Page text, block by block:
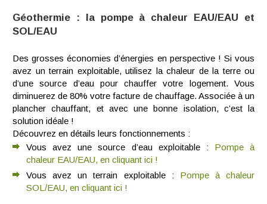
Géothermie : la pompe à chaleur EAU/EAU et
SOL/EAU
Des grosses économies d’énergies en perspective ! Si vous
avez un terrain exploitable, utilisez la chaleur de la terre ou
d’une source d’eau pour chauffer votre logement. Vous
diminuerez de 80% votre facture de chauffage. Associée à un
plancher chauffant, et avec une bonne isolation, c’est la
solution idéale !
Découvrez en détails leurs fonctionnements :
Vous avez une source d’eau exploitable : Pompe à
chaleur EAU/EAU, en cliquant ici !
Vous avez un terrain exploitable : Pompe à chaleur
SOL/EAU, en cliquant ici !